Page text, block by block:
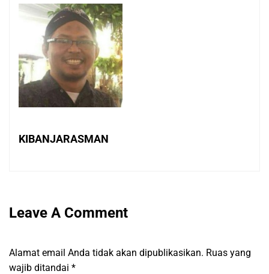
KIBANJARASMAN
Leave A Comment
Alamat email Anda tidak akan dipublikasikan. Ruas yang
wajib ditandai *